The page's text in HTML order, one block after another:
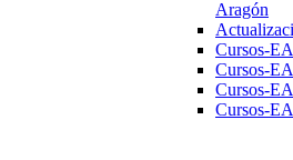
Aragón
Cursos-
Cursos-
Cursos-
Cursos-